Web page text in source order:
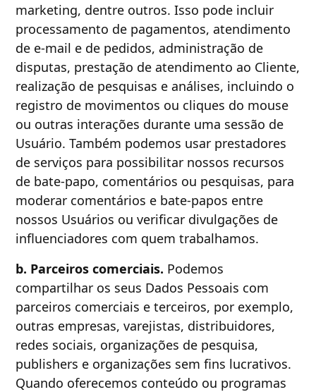
marketing, dentre outros. Isso pode incluir
processamento de pagamentos, atendimento
de e-mail e de pedidos, administração de
disputas, prestação de atendimento ao Cliente,
realização de pesquisas e análises, incluindo o
registro de movimentos ou cliques do mouse
ou outras interações durante uma sessão de
Usuário. Também podemos usar prestadores
de serviços para possibilitar nossos recursos
de bate-papo, comentários ou pesquisas, para
moderar comentários e bate-papos entre
nossos Usuários ou verificar divulgações de
influenciadores com quem trabalhamos.
b. Parceiros comerciais. Podemos
compartilhar os seus Dados Pessoais com
parceiros comerciais e terceiros, por exemplo,
outras empresas, varejistas, distribuidores,
redes sociais, organizações de pesquisa,
publishers e organizações sem fins lucrativos.
Quando oferecemos conteúdo ou programas